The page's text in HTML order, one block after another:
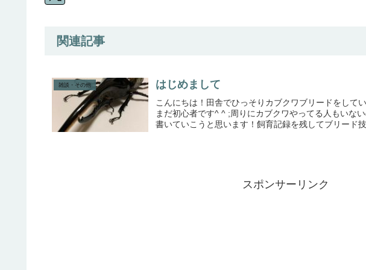
関連記事
雑談・その他 はじめまして
こんにちは！田舎でひっそりカブクワブリードをして
まだ初心者です^ ^ ;周りにカブクワやってる人もいな
書いていこうと思います！飼育記録を残してブリード技
スポンサーリンク